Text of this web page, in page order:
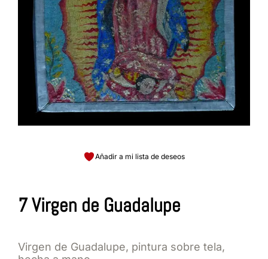
Añadir a mi lista de deseos
7 Virgen de Guadalupe
Virgen de Guadalupe, pintura sobre tela,